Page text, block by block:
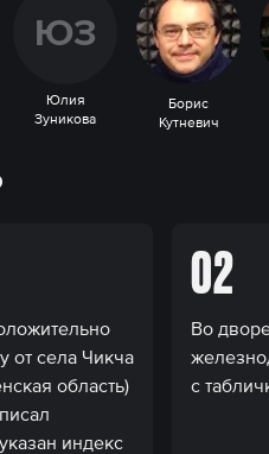
ЮЗ
Юлия
Зуникова
Борис
Кутневич
от села Чикча
область)
индекс
02
Во
с